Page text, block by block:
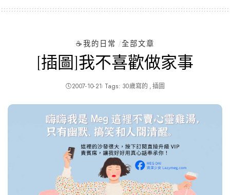
☕️我的日常 全部文章
[插圖]我不喜歡做家事
2007-10-21 Tags: 30歲寫的 插圖